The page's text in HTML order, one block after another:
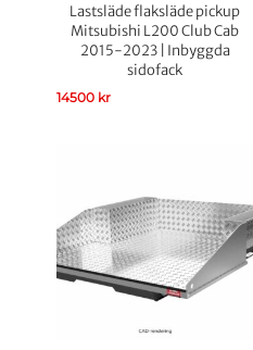
Lastsläde flaksläde pickup
Mitsubishi L200 Club Cab
2015-2023 | Inbyggda
sidofack
14500 kr